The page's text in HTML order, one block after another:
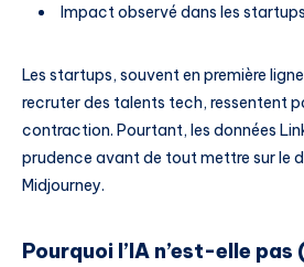
Impact observé dans les
Les startups, souvent en première
recruter des talents tech, ressentent
contraction. Pourtant, les données
prudence avant de tout mettre sur le
Midjourney.
Pourquoi l’IA n’est-elle